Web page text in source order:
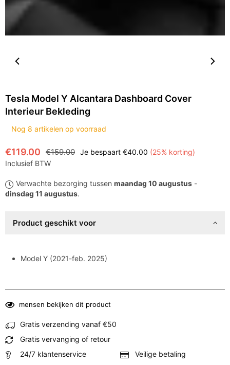
Tesla Model Y Alcantara Dashboard Cover
Interieur Bekleding
Nog 8 artikelen op voorraad
Normale
prijs
€119.00 €159.00 Je bespaart €40.00 (25% korting)
Inclusief BTW
Verwachte bezorging tussen maandag 10 augustus -
dinsdag 11 augustus.
Product geschikt voor
Model Y (2021-feb. 2025)
mensen bekijken dit product
Gratis verzending vanaf €50
Gratis vervanging of retour
24/7 klantenservice
Veilige betaling